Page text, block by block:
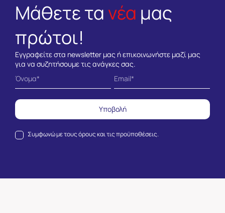
Μάθετε τα νέα μας
πρώτοι!
Εγγραφείτε στα newsletter μας ή επικοινωνήστε μαζί μας
για να συζητήσουμε τις ανάγκες σας.
Συμφωνώ με τουςόρους και τις προϋποθέσεις.
Υποβολή